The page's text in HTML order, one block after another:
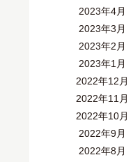
2023年4月
2023年3月
2023年2月
2023年1月
2022年12月
2022年11月
2022年10月
2022年9月
2022年8月